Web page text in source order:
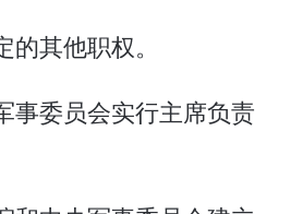
的其他职权。
委员会实行主席负责